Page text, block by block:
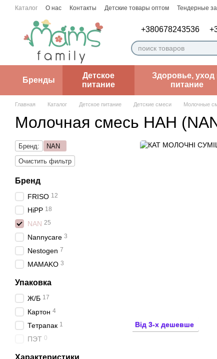
Перейти к основному контенту
Каталог О нас Контакты Детские товары оптом Тендерные
+380678243536
Бренды
Детское
питание
Здоровье, уход
питание
Главная Каталог Детское питание Детские смеси Молочные
Молочная смесь НАН
Від 3-х дешевше
Бренд:
NAN
Очистить фильтр
Бренд
FRISO 12
HiPP 18
NAN 25
Nannycare 3
Nestogen 7
МAMAKO 3
Упаковка
Ж/Б 17
Картон 4
Тетрапак 1
ПЭТ 0
Характеристики